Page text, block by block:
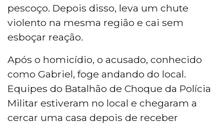
pescoço. Depois disso, leva um chute
violento na mesma região e cai sem
esboçar reação.
Após o homicídio, o acusado, conhecido
como Gabriel, foge andando do local.
Equipes do Batalhão de Choque da Polícia
Militar estiveram no local e chegaram a
cercar uma casa depois de receber